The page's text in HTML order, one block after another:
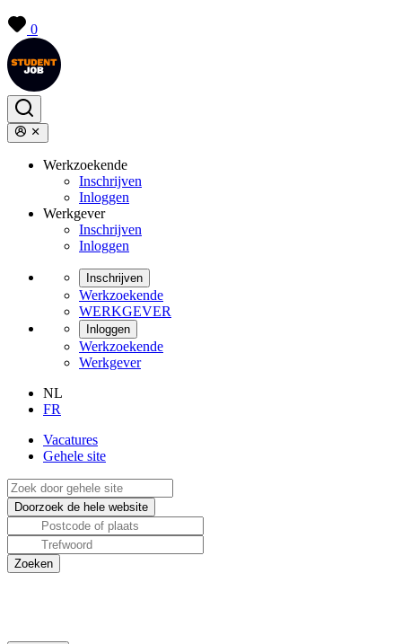
0
Werkzoekende
Inschrijven
Inloggen
Werkgever
Inschrijven
Inloggen
Inschrijven
Werkzoekende
WERKGEVER
Inloggen
Werkzoekende
Werkgever
NL
FR
Vacatures
Gehele site